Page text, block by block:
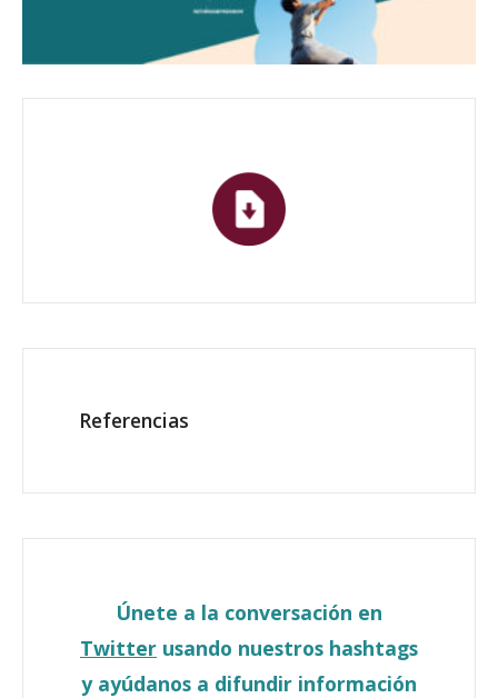
Referencias
Únete a la conversación en
Twitter usando nuestros hashtags
y ayúdanos a difundir información